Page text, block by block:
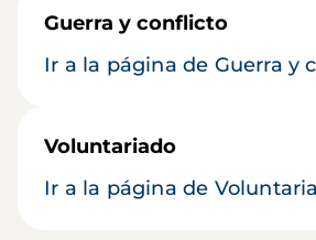
Guerra y conflicto
Ir a la página de Guerra y
Voluntariado
Ir a la página de